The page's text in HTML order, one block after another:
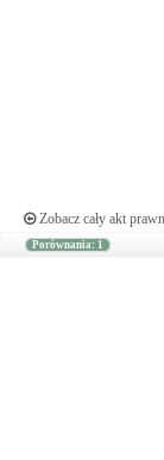
Zobacz cały akt
Porównania: 1